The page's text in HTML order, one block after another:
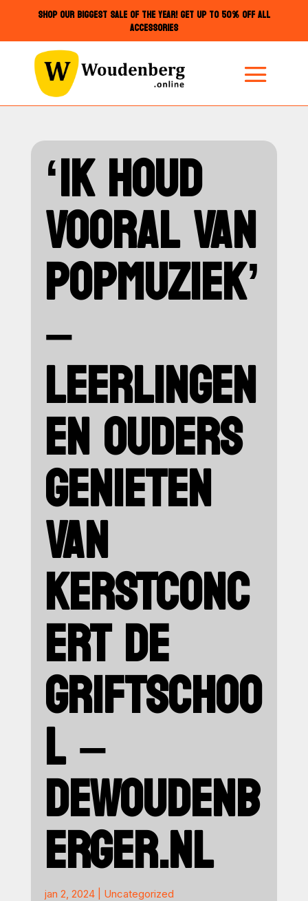
SHOP OUR BIGGEST SALE OF THE YEAR! GET UP TO 50% OFF ALL
ACCESSORIES
‘IK HOUD
VOORAL VAN
POPMUZIEK’
–
LEERLINGEN
EN OUDERS
GENIETEN
VAN
KERSTCONC
ERT DE
GRIFTSCHOO
L –
DEWOUDENB
ERGER.NL
jan 2, 2024| Uncategorized